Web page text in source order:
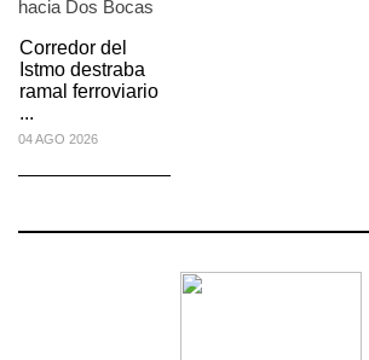
Corredor del
Istmo destraba
ramal ferroviario
...
04 AGO 2026